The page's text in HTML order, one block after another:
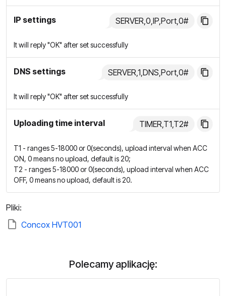
IP settings SERVER,0,IP,Port,0#
It will reply "OK" after set successfully
DNS settings SERVER,1,DNS,Port,0#
It will reply "OK" after set successfully
Uploading time interval TIMER,T1,T2#
T1 - ranges 5-18000 or 0(seconds), upload interval when ACC
ON, 0 means no upload, default is 20;
T2 - ranges 5-18000 or 0(seconds), upload interval when ACC
OFF, 0 means no upload, default is 20.
Pliki:
Concox HVT001
Polecamy aplikację: